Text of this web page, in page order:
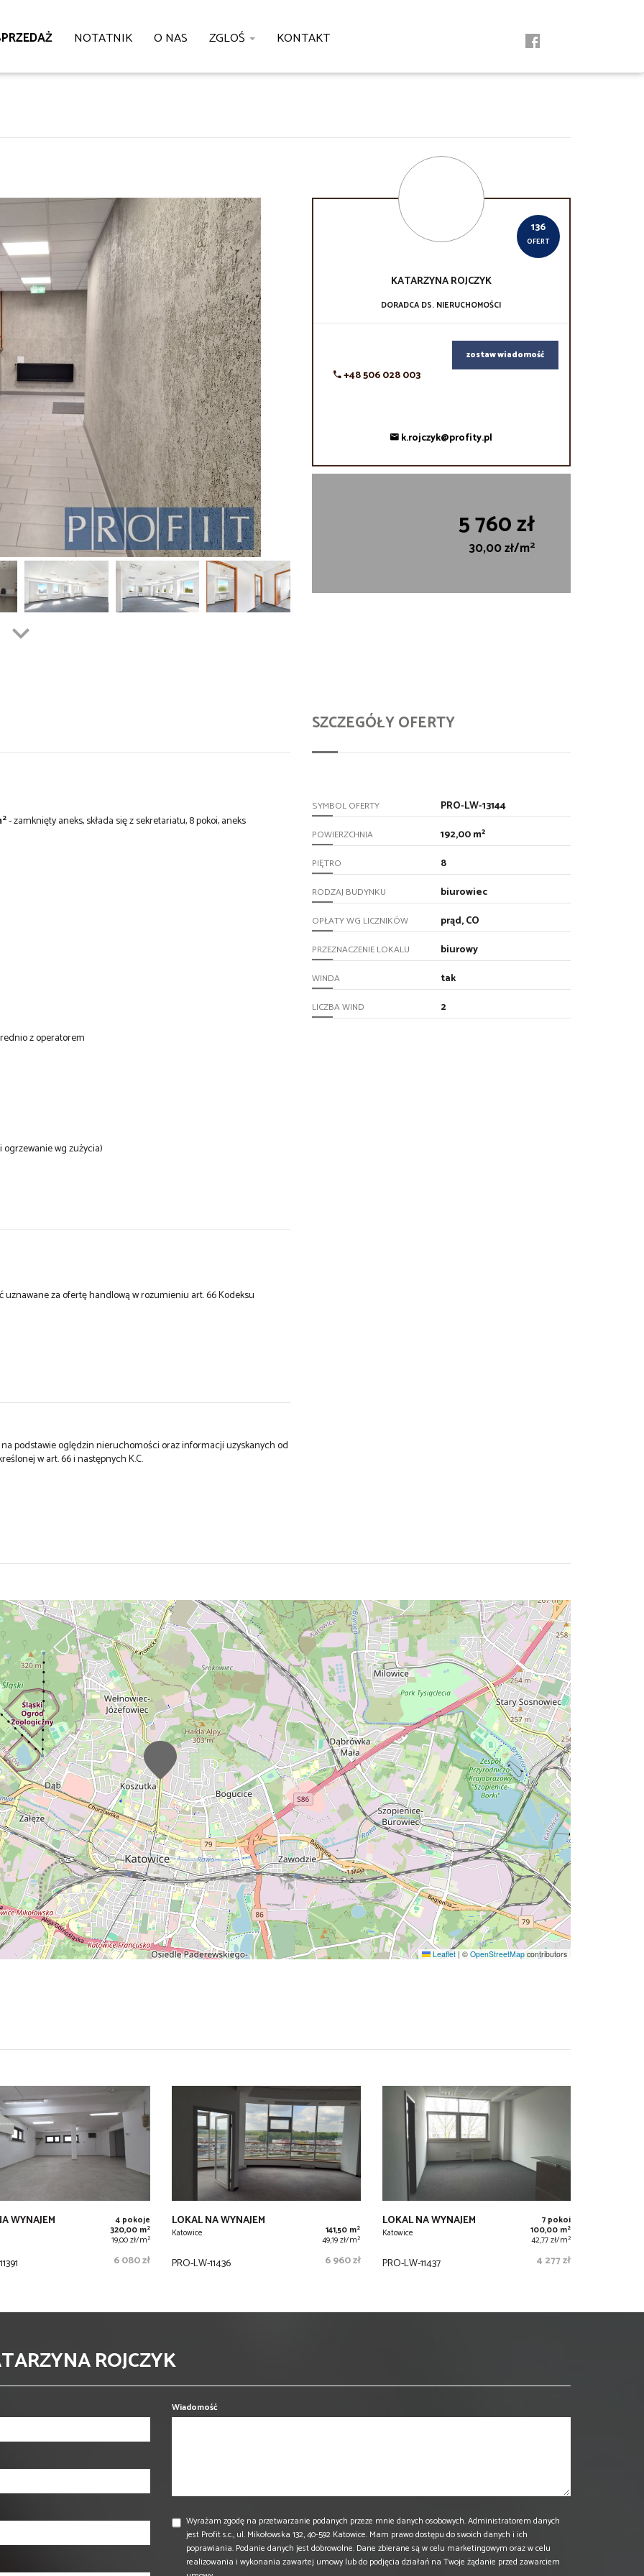
NOTATNIK O NAS ZGLOŚ KONTAKT
136
OFERT
KATARZYNAROJCZYK
DORADCA DS. NIERUCHOMOŚCI
+48 506 028 003
zostaw wiadomość
k.rojczyk@profity.pl
5 760 zł
30,00 zł/m2
2- zamknięty aneks, składa się z sekretariatu, 8 pokoi, aneks
z operatorem
wg zużycia)
za ofertę handlową w rozumieniu art. 66 Kodeksu
podstawie oględzin nieruchomości oraz informacji uzyskanych od
w art. 66 i następnych K.C.
SZCZEGÓŁY OFERTY
SYMBOL OFERTY PRO-LW-13144
POWIERZCHNIA 192,00 m²
PIĘTRO 8
RODZAJ BUDYNKU biurowiec
OPŁATY WG LICZNIKÓW prąd, CO
PRZEZNACZENIE LOKALU biurowy
WINDA tak
LICZBA WIND 2
Leaflet | © OpenStreetMap contributors
WYNAJEM 4 pokoje
320,00 m2
19,00 zł/m2
6 080 zł
LOKAL NA WYNAJEM
Katowice 141,50 m2
49,19 zł/m2
PRO-LW-11436 6 960 zł
LOKAL NA WYNAJEM
Katowice
7 pokoi
100,00 m2
42,77 zł/m2
PRO-LW-11437 4 277 zł
ROJCZYK
Wiadomość
Wyrażam zgodę na przetwarzanie podanych przeze mnie danych osobowych. Administratorem danych
jest Profit s.c., ul. Mikołowska 132, 40-592 Katowice. Mam prawo dostępu do swoich danych i ich
poprawiania. Podanie danych jest dobrowolne. Dane zbierane są w celu marketingowym oraz w celu
realizowania i wykonania zawartej umowy lub do podjęcia działań na Twoje żądanie przed zawarciem